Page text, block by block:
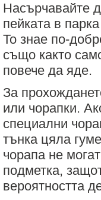
Насърчавайте
пейката в
То знае по-
също както
повече да яде.
За
или чорапки.
специални
тънка цяла
чорапа не
подметка,
вероятността